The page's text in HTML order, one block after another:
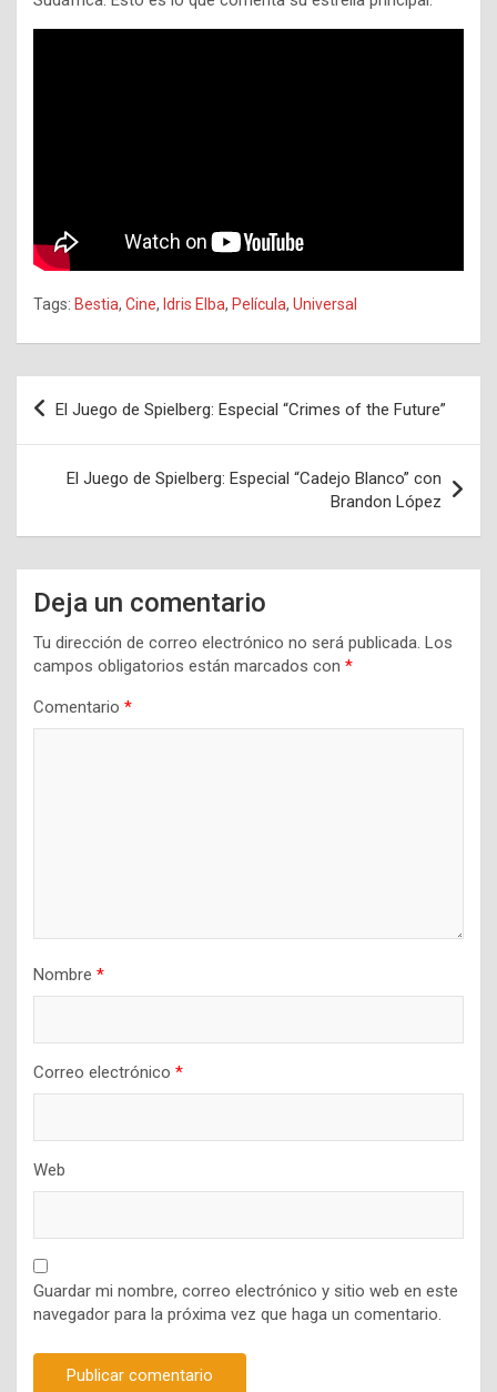
Tags: Bestia, Cine, Idris Elba, Película, Universal
Navegación
de
El Juego de Spielberg: Especial “Crimes of the Future”
El Juego de Spielberg: Especial “Cadejo Blanco” con
Brandon López
Deja un comentario
Tu dirección de correo electrónico no será publicada. Los
campos obligatorios están marcados con *
Comentario *
Nombre *
Correo electrónico *
Web
Guardar mi nombre, correo electrónico y sitio web en este
navegador para la próxima vez que haga un comentario.